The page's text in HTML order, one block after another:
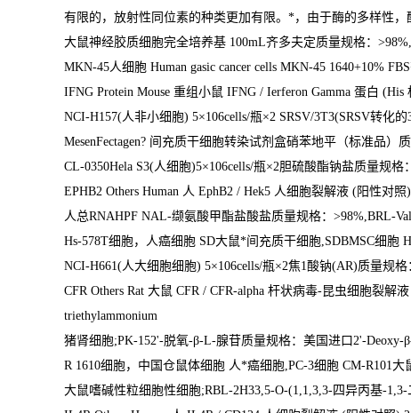
有限的，放射性同位素的种类更加有限。 *，由于酶的多样性
大鼠神经胶质细胞完全培养基 100mL齐多夫定质量规格：
MKN-45人细胞 Human gasic cancer cells MKN-45 1640+10% FBS
IFNG Protein Mouse 重组小鼠 IFNG / Ierferon Gamma 蛋白 (His
NCI-H157(人非小细胞) 5×106cells/瓶×2 SRSV/3T3(SRSV转化的
MesenFectagen? 间充质干细胞转染试剂盒硝苯地平（标准品）质
CL-0350Hela S3(人细胞)5×106cells/瓶×2胆硫酸酯钠盐质量规格：
EPHB2 Others Human 人 EphB2 / Hek5 人细胞裂解液 (阳性对照
人总RNAHPF NAL-缬氨酸甲酯盐酸盐质量规格： >98%,BRL-
Hs-578T细胞，人癌细胞 SD大鼠*间充质干细胞 ,SDBMSC细胞
NCI-H661(人大细胞细胞) 5×106cells/瓶×2焦1 酸钠(AR)质量规格
CFR Others Rat 大鼠 CFR / CFR-alpha 杆状病毒-昆虫细胞裂解液
triethylammonium
猪肾细胞;PK-152'-脱氧-β-L-腺苷质量规格：美国进口 2'-Deoxy-β
R 1610细胞，中国仓鼠体细胞 人*癌细胞 ,PC-3细胞 CM-R101 大
大鼠嗜碱性粒细胞性细胞;RBL-2H33,5-O-(1,1,3,3-四异丙基-1,3-